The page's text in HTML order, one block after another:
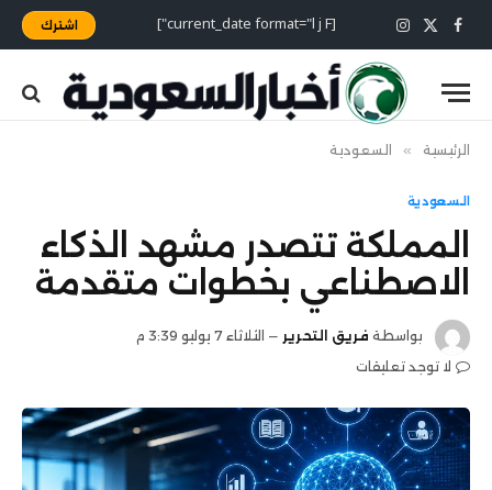
فيسبوك
X
(Twitter)
الانستغرام [current_date format="l j F"] اشترك
الرئيسية » السعودية
السعودية
المملكة تتصدر مشهد الذكاء
الاصطناعي بخطوات متقدمة
بواسطة فريق التحرير
الثلاثاء 7 يوليو 3:39 م
لا توجد تعليقات